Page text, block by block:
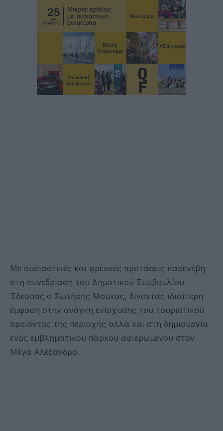
Με ουσιαστικές και φρέσκες προτάσεις παρενέβη
στη συνεδρίαση του Δημοτικού Συμβουλίου
Έδεσσας ο Σωτήρης Μούκας, δίνοντας ιδιαίτερη
έμφαση στην ανάγκη ενίσχυσης του τουριστικού
προϊόντος της περιοχής αλλά και στη δημιουργία
ενός εμβληματικού πάρκου αφιερωμένου στον
Μέγα Αλέξανδρο.